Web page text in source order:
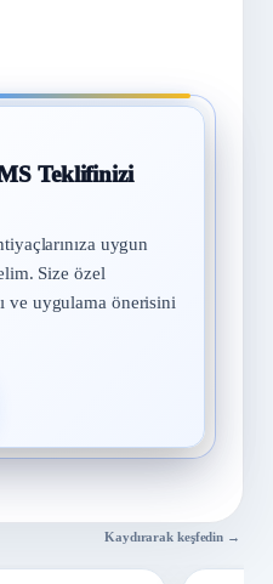
Teklifinizi
uygun
Size özel
ve uygulama önerisini
Kaydırarak keşfedin →